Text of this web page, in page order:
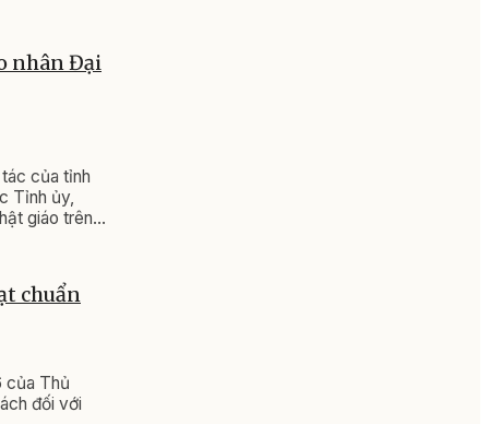
nhân Đại
của tỉnh
Tỉnh ủy,
giáo trên
chuẩn
của Thủ
đối với